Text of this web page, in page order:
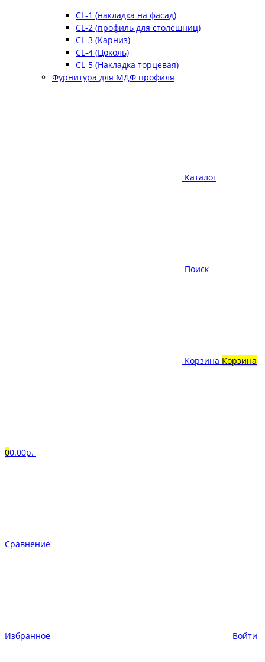
CL-1 (накладка на фасад)
CL-2 (профиль для столешниц)
CL-3 (Карниз)
CL-4 (Цоколь)
CL-5 (Накладка торцевая)
Фурнитура для МДФ профиля
Каталог
Поиск
Корзина Корзина
00.00р.
Сравнение
Избранное Войти